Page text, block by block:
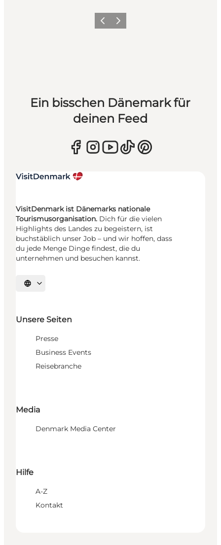
ZurückWeiter
Ein bisschen Dänemark für
deinen Feed
VisitDenmark ist Dänemarks nationale
Tourismusorganisation. Dich für die vielen
Highlights des Landes zu begeistern, ist
buchstäblich unser Job – und wir hoffen, dass
du jede Menge Dinge findest, die du
unternehmen und besuchen kannst.
Sprache auswählen
Unsere Seiten
Presse
Business Events
Reisebranche
Media
Denmark Media Center
Hilfe
A-Z
Kontakt